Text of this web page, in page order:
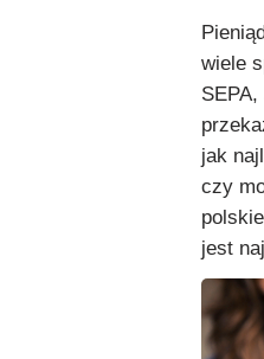
wiele
jak
czy
jest